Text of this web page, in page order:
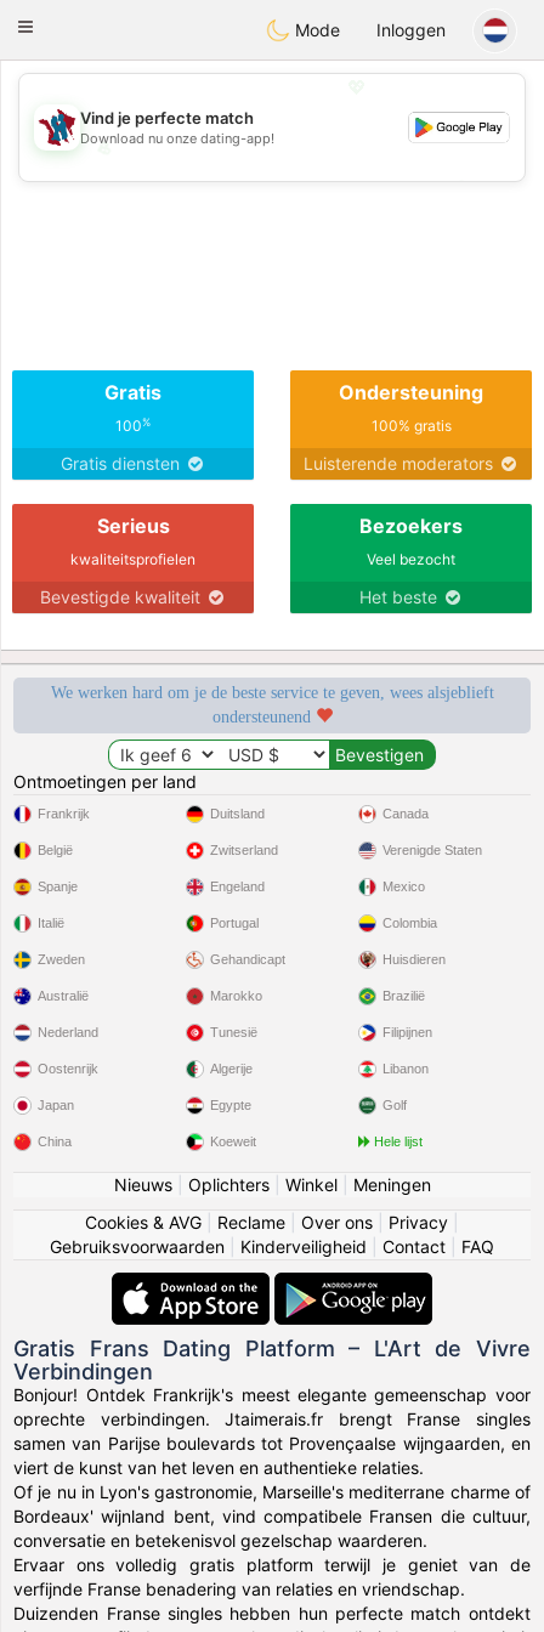
Taimerais
Toggle
Mode Inloggen
💖
💕
Vind je perfecte match
Download nu onze dating-app!
Gratis
100%
Gratis diensten
Ondersteuning
100% gratis
Luisterende moderators
Serieus
kwaliteitsprofielen
Bevestigde kwaliteit
Bezoekers
Veel bezocht
Het beste
We werken hard om je de beste service te geven, wees alsjeblieft
ondersteunend
Ontmoetingen per land
Frankrijk
België
Spanje
Italië
Zweden
Duitsland
Zwitserland
Engeland
Portugal
Gehandicapt
Canada
Verenigde Staten
Mexico
Colombia
Huisdieren
Australië
Nederland
Oostenrijk
Japan
China
Marokko
Tunesië
Algerije
Egypte
Koeweit
Brazilië
Filipijnen
Libanon
Golf
Hele lijst
Nieuws| Oplichters| Winkel| Meningen
Cookies & AVG
Reclame Over ons Privacy
Gebruiksvoorwaarden
Kinderveiligheid Contact FAQ
Gratis Frans Dating Platform – L'Art de Vivre
Verbindingen
Bonjour! Ontdek Frankrijk's meest elegante gemeenschap voor
oprechte verbindingen. Jtaimerais.fr brengt Franse singles
samen van Parijse boulevards tot Provençaalse wijngaarden, en
viert de kunst van het leven en authentieke relaties.
Of je nu in Lyon's gastronomie, Marseille's mediterrane charme of
Bordeaux' wijnland bent, vind compatibele Fransen die cultuur,
conversatie en betekenisvol gezelschap waarderen.
Ervaar ons volledig gratis platform terwijl je geniet van de
verfijnde Franse benadering van relaties en vriendschap.
Duizenden Franse singles hebben hun perfecte match ontdekt